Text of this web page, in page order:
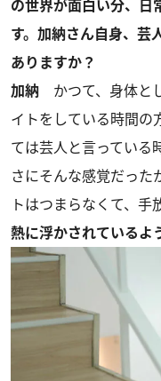
の世界が面白い分、日
す。加納さん自身、芸
ありますか？
加納 かつて、身体と
イトをしている時間の
ては芸人と言っている
さにそんな感覚だった
トはつまらなくて、手
熱に浮かされているよ